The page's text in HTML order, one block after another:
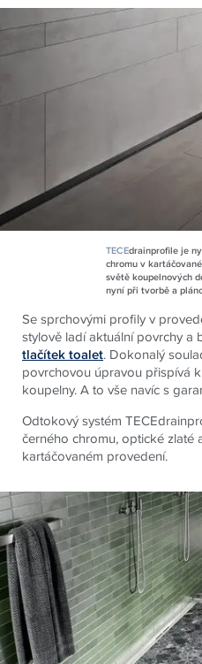
TECEdrainprofile je
chromu v
světě koupelnových
nyní při tvorbě a
Se sprchovými profily v
stylově ladí aktuální povrchy a
tlačítek toalet. Dokonalý
povrchovou úpravou přispívá
koupelny. A to vše navíc s
Odtokový systém
černého chromu, optické zlaté
kartáčovaném provedení.